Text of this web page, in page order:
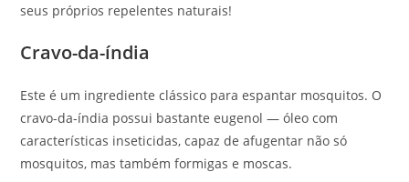
seus próprios repelentes naturais!
Cravo-da-índia
Este é um ingrediente clássico para espantar mosquitos. O
cravo-da-índia possui bastante eugenol — óleo com
características inseticidas, capaz de afugentar não só
mosquitos, mas também formigas e moscas.